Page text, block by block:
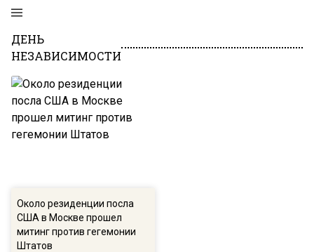
ДЕНЬ
НЕЗАВИСИМОСТИ
Около резиденции посла
США в Москве прошел
митинг против гегемонии
Штатов